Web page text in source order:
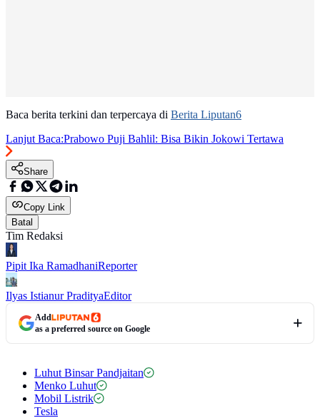
Baca berita terkini dan terpercaya di Berita Liputan6
Lanjut Baca:Prabowo Puji Bahlil: Bisa Bikin Jokowi Tertawa
Share
Copy Link
Batal
Tim Redaksi
Pipit Ika RamadhaniReporter
Ilyas Istianur PradityaEditor
Add
as a preferred source on Google
Luhut Binsar Pandjaitan
Menko Luhut
Mobil Listrik
Tesla